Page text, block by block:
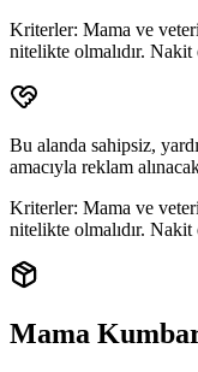
Kriterler: Mama ve
nitelikte olmalıdır. Nakit
Bu alanda sahipsiz,
amacıyla reklam
Kriterler: Mama ve
nitelikte olmalıdır. Nakit
Mama